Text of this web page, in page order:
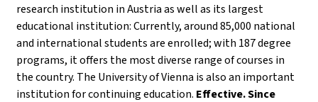
research institution in Austria as well as its largest
educational institution: Currently, around 85,000 national
and international students are enrolled; with 187 degree
programs, it offers the most diverse range of courses in
the country. The University of Vienna is also an important
institution for continuing education. Effective. Since